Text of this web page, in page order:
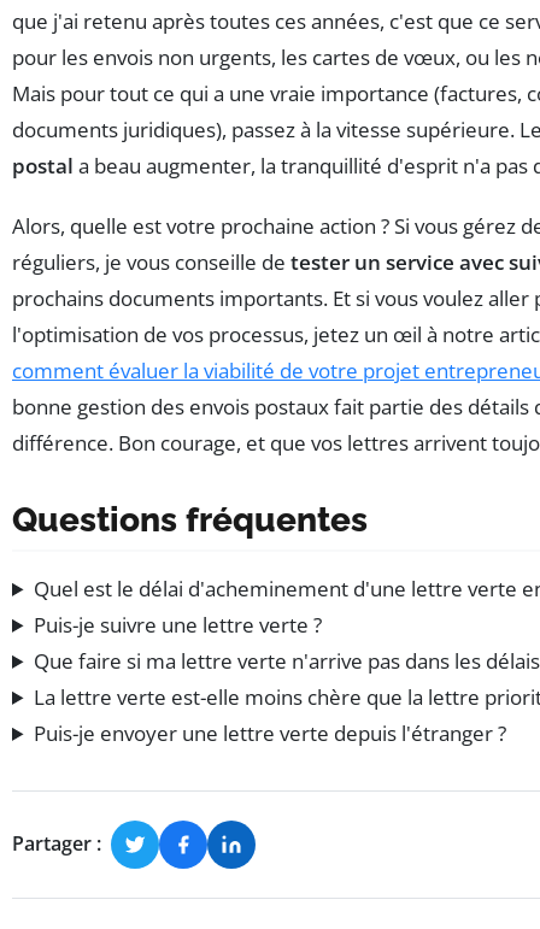
que j'ai retenu après toutes ces années, c'est que ce
pour les envois non urgents, les cartes de vœux, ou les
Mais pour tout ce qui a une vraie importance (factures,
documents juridiques), passez à la vitesse supérieure.
postal a beau augmenter, la tranquillité d'esprit n'a pas
Alors, quelle est votre prochaine action ? Si vous gérez
réguliers, je vous conseille de tester un service avec
prochains documents importants. Et si vous voulez aller
l'optimisation de vos processus, jetez un œil à notre
comment évaluer la viabilité de votre projet
bonne gestion des envois postaux fait partie des détails
différence. Bon courage, et que vos lettres arrivent
Questions fréquentes
Quel est le délai d'acheminement d'une lettre verte
Puis-je suivre une lettre verte ?
Que faire si ma lettre verte n'arrive pas dans les
La lettre verte est-elle moins chère que la lettre
Puis-je envoyer une lettre verte depuis l'étranger ?
Partager :